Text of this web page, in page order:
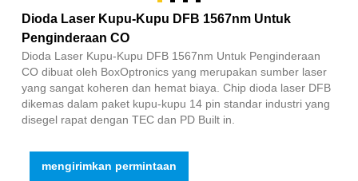
Dioda Laser Kupu-Kupu DFB 1567nm Untuk
Penginderaan CO
Dioda Laser Kupu-Kupu DFB 1567nm Untuk Penginderaan
CO dibuat oleh BoxOptronics yang merupakan sumber laser
yang sangat koheren dan hemat biaya. Chip dioda laser DFB
dikemas dalam paket kupu-kupu 14 pin standar industri yang
disegel rapat dengan TEC dan PD Built in.
mengirimkan permintaan